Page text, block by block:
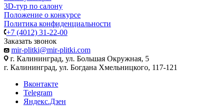
3D-тур по салону
Положение о конкурсе
Политика конфиденциальности
+7 (4012) 31-22-00
Заказать звонок
mir-plitki@mir-plitki.com
г. Калининград, ул. Большая Окружная, 5
г. Калининград, ул. Богдана Хмельницкого, 117-121
Вконтакте
Telegram
Яндекс.Дзен